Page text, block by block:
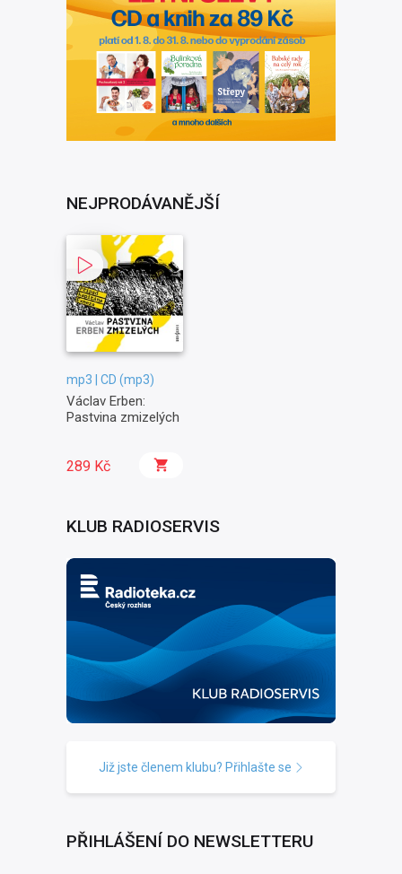
NEJPRODÁVANĚJŠÍ
mp3 | CD (mp3)
Václav Erben:
Pastvina zmizelých
289 Kč
KLUB RADIOSERVIS
Již jste členem klubu? Přihlašte se
PŘIHLÁŠENÍ DO NEWSLETTERU